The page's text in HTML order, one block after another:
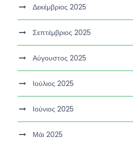
Δεκέμβριος 2025
Σεπτέμβριος 2025
Αύγουστος 2025
Ιούλιος 2025
Ιούνιος 2025
Μάι 2025